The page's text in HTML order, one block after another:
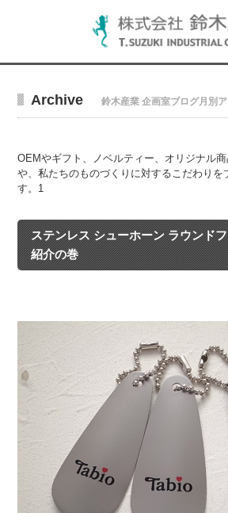
Archive 鈴木産業 企画室ブログ月別
OEMやギフト、ノベルティー、オリジナル
や、私たちのものづくりに対するこだわりを
す。1
ステンレス シューホーン ラウンド
紹介の巻